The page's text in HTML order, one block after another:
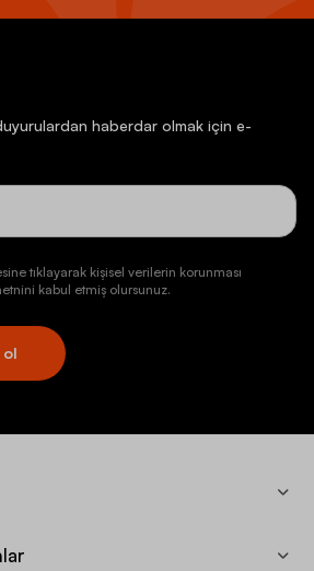
haberdar olmak için e-
tıklayarak kişisel verilerin korunması
kabul etmiş olursunuz.
ol